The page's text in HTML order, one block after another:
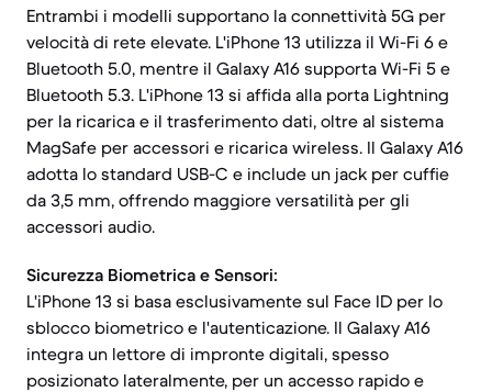
Entrambi i modelli supportano la connettività 5G per
velocità di rete elevate. L'iPhone 13 utilizza il Wi-Fi 6 e
Bluetooth 5.0, mentre il Galaxy A16 supporta Wi-Fi 5 e
Bluetooth 5.3. L'iPhone 13 si affida alla porta Lightning
per la ricarica e il trasferimento dati, oltre al sistema
MagSafe per accessori e ricarica wireless. Il Galaxy A16
adotta lo standard USB-C e include un jack per cuffie
da 3,5 mm, offrendo maggiore versatilità per gli
accessori audio.
Sicurezza Biometrica e Sensori:
L'iPhone 13 si basa esclusivamente sul Face ID per lo
sblocco biometrico e l'autenticazione. Il Galaxy A16
integra un lettore di impronte digitali, spesso
posizionato lateralmente, per un accesso rapido e